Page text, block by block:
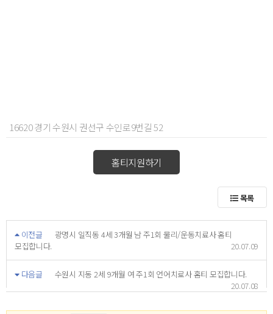
16620 경기 수원시 권선구 수인로9번길 52
홈티지원하기
목록
이전글
광명시 일직동 4세 3개월 남 주1회 물리/운동치료사 홈티
모집합니다.
20.07.09
다음글
수원시 지동 2세 9개월 여 주1회 언어치료사 홈티 모집합니다.
20.07.08